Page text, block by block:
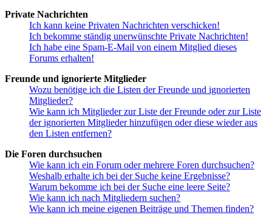
Private Nachrichten
Ich kann keine Privaten Nachrichten verschicken!
Ich bekomme ständig unerwünschte Private Nachrichten!
Ich habe eine Spam-E-Mail von einem Mitglied dieses
Forums erhalten!
Freunde und ignorierte Mitglieder
Wozu benötige ich die Listen der Freunde und ignorierten
Mitglieder?
Wie kann ich Mitglieder zur Liste der Freunde oder zur Liste
der ignorierten Mitglieder hinzufügen oder diese wieder aus
den Listen entfernen?
Die Foren durchsuchen
Wie kann ich ein Forum oder mehrere Foren durchsuchen?
Weshalb erhalte ich bei der Suche keine Ergebnisse?
Warum bekomme ich bei der Suche eine leere Seite?
Wie kann ich nach Mitgliedern suchen?
Wie kann ich meine eigenen Beiträge und Themen finden?